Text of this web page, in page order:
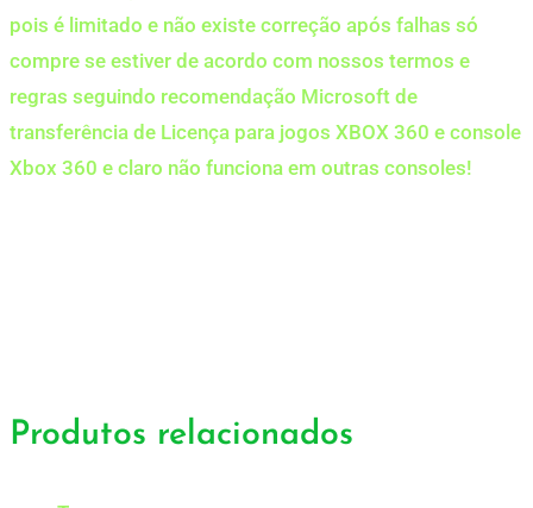
pois é limitado e não existe correção após falhas só
compre se estiver de acordo com nossos termos e
regras seguindo recomendação Microsoft de
transferência de Licença para jogos XBOX 360 e console
Xbox 360 e claro não funciona em outras consoles!
Produtos relacionados